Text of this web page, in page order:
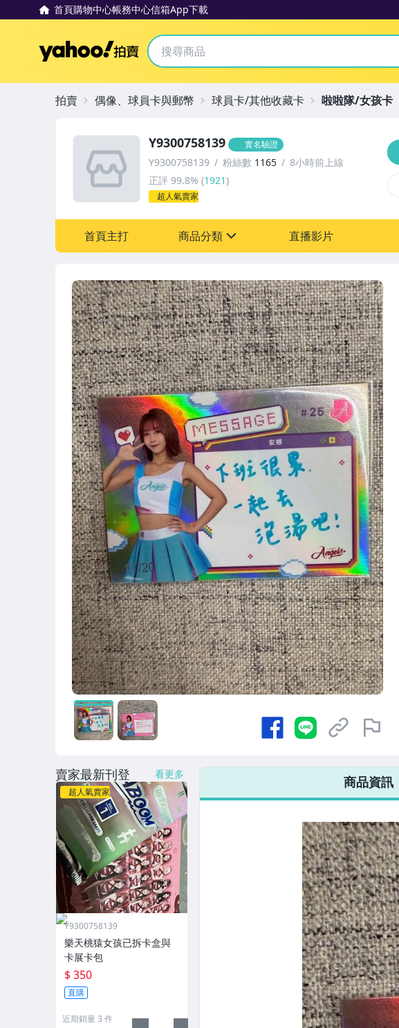
首頁購物中心帳務中心信箱App下載
Yahoo拍賣
Y9300758139 實名驗證
Y9300758139 粉絲數 1165
8小時前上線
正評 99.8% (1921)
超人氣賣家
首頁主打 商品分類
女包精品與女鞋
直播影片
拍賣 偶像、球員卡與郵幣 球員卡/其他收藏卡 啦啦隊/女孩卡
商品資訊
賣家最新刊登 看更多
超人氣賣家
Y9300758139
樂天桃猿女孩已拆卡盒與
卡展卡包
$ 350
直購
近期銷量 3 件